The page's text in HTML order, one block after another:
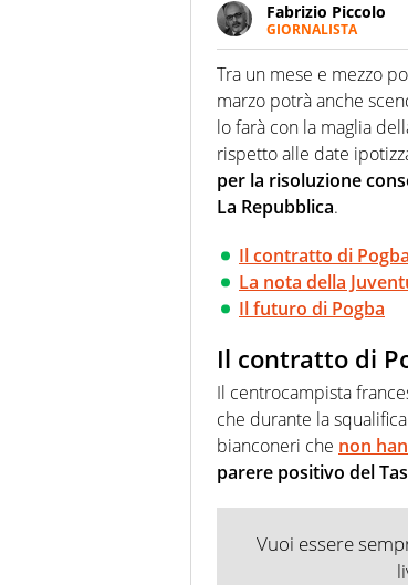
Fabrizio Piccolo
GIORNALISTA
Nella sua carriera
agenzie e testate.
prevalentemente
Tra un mese e mezzo
marzo potrà anche
lo farà con la maglia
rispetto alle date
per la risoluzione
La Repubblica.
Il contratto di Pogba
La nota della
Il futuro di Pogba
Il contratto di
Il centrocampista
che durante la
bianconeri che non
parere positivo del Tas
Vuoi essere